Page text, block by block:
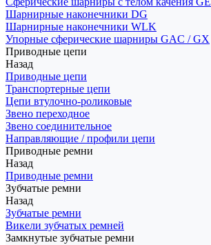
Шарнирные наконечники DG
Шарнирные наконечники WLK
Упорные сферические шарниры GAC / GX
Приводные цепи
Назад
Приводные цепи
Транспортерные цепи
Цепи втулочно-роликовые
Звено переходное
Звено соединительное
Направляющие / профили цепи
Приводные ремни
Назад
Приводные ремни
Зубчатые ремни
Назад
Зубчатые ремни
Викели зубчатых ремней
Замкнутые зубчатые ремни